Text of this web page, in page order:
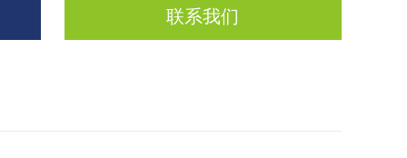
联系我们